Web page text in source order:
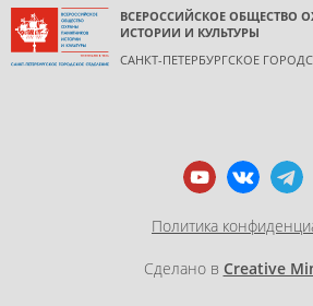
ВСЕРОССИЙСКОЕ ОБЩЕСТВО
ИСТОРИИ И КУЛЬТУРЫ
САНКТ-ПЕТЕРБУРГСКОЕ
Политика
Сделано в Creative